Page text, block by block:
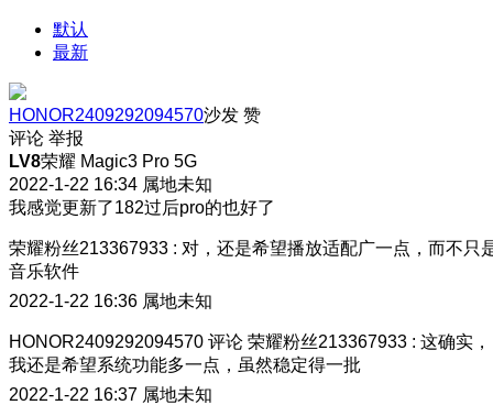
默认
最新
HONOR2409292094570沙发 赞
评论 举报
LV8荣耀 Magic3 Pro 5G
2022-1-22 16:34 属地未知
我感觉更新了182过后pro的也好了
荣耀粉丝213367933 : 对，还是希望播放适配广一点，而不只
音乐软件
2022-1-22 16:36 属地未知
HONOR2409292094570 评论 荣耀粉丝213367933 : 这确实，
我还是希望系统功能多一点，虽然稳定得一批
2022-1-22 16:37 属地未知